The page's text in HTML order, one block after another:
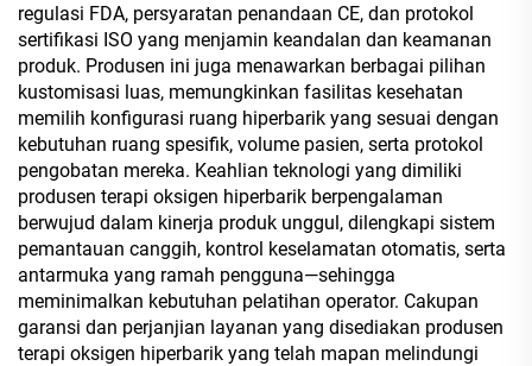
regulasi FDA, persyaratan penandaan CE, dan protokol
sertifikasi ISO yang menjamin keandalan dan keamanan
produk. Produsen ini juga menawarkan berbagai pilihan
kustomisasi luas, memungkinkan fasilitas kesehatan
memilih konfigurasi ruang hiperbarik yang sesuai dengan
kebutuhan ruang spesifik, volume pasien, serta protokol
pengobatan mereka. Keahlian teknologi yang dimiliki
produsen terapi oksigen hiperbarik berpengalaman
berwujud dalam kinerja produk unggul, dilengkapi sistem
pemantauan canggih, kontrol keselamatan otomatis, serta
antarmuka yang ramah pengguna—sehingga
meminimalkan kebutuhan pelatihan operator. Cakupan
garansi dan perjanjian layanan yang disediakan produsen
terapi oksigen hiperbarik yang telah mapan melindungi